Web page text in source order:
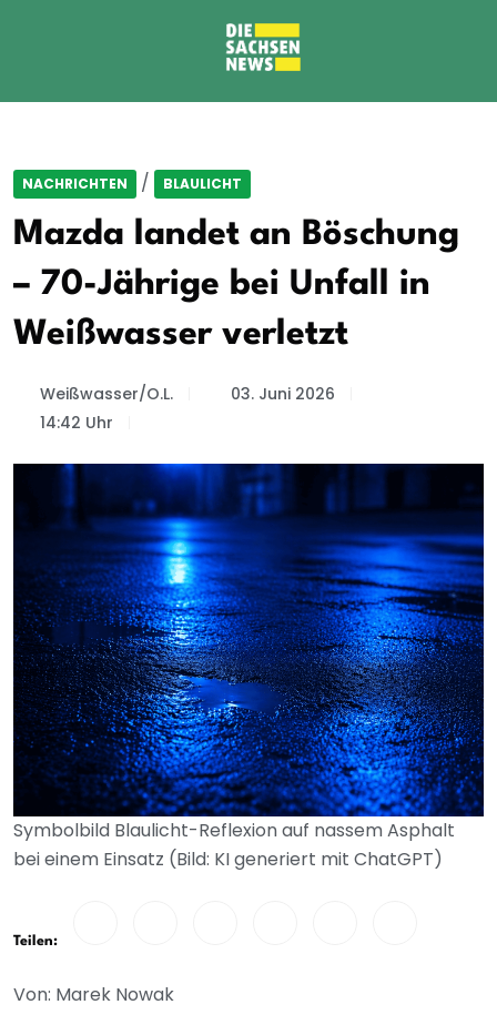
NACHRICHTEN / BLAULICHT
Mazda landet an Böschung
– 70-Jährige bei Unfall in
Weißwasser verletzt
Weißwasser/O.L.
03. Juni 2026
14:42 Uhr
Symbolbild Blaulicht-Reflexion auf nassem Asphalt
bei einem Einsatz (Bild: KI generiert mit ChatGPT)
Teilen:
Von: Marek Nowak